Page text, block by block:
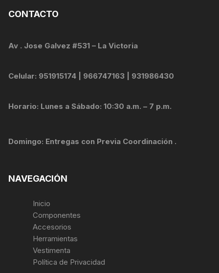
CONTACTO
Av . Jose Galvez #531 – La Victoria
Celular: 951915174 | 966747163 | 931986430
Horario: Lunes a Sábado: 10:30 a.m. – 7 p.m.
Domingo: Entregas con Previa Coordinación .
NAVEGACIÓN
Inicio
Componentes
Accesorios
Herramientas
Vestimenta
Política de Privacidad